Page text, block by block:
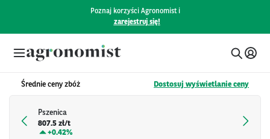
Poznaj korzyści Agronomist i
zarejestruj się!
Średnie ceny zbóż Dostosuj wyświetlanie ceny
Pszenica
807.5 zł/t
+0.42%